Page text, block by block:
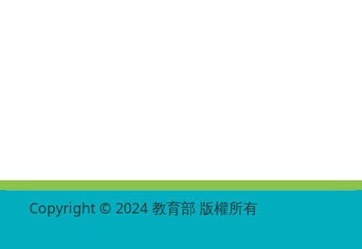
Copyright © 2024 教育部 版權所有